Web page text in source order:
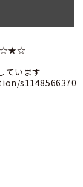
☆★☆
ています
s1148566370